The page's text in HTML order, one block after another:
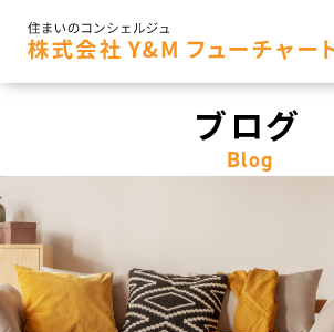
ブログ
Blog